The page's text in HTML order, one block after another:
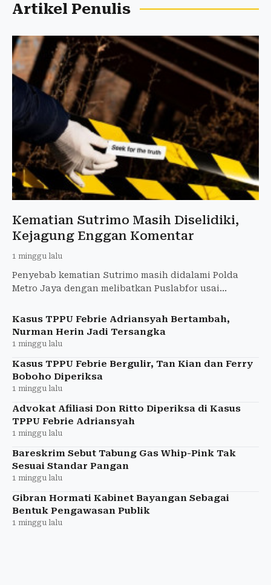
Artikel Penulis
Kematian Sutrimo Masih Diselidiki,
Kejagung Enggan Komentar
1 minggu lalu
Penyebab kematian Sutrimo masih didalami Polda
Metro Jaya dengan melibatkan Puslabfor usai
Kasus TPPU Febrie Adriansyah Bertambah,
Nurman Herin Jadi Tersangka
1 minggu lalu
Kasus TPPU Febrie Bergulir, Tan Kian dan Ferry
Boboho Diperiksa
1 minggu lalu
Advokat Afiliasi Don Ritto Diperiksa di Kasus
TPPU Febrie Adriansyah
1 minggu lalu
Bareskrim Sebut Tabung Gas Whip-Pink Tak
Sesuai Standar Pangan
1 minggu lalu
Gibran Hormati Kabinet Bayangan Sebagai
Bentuk Pengawasan Publik
1 minggu lalu